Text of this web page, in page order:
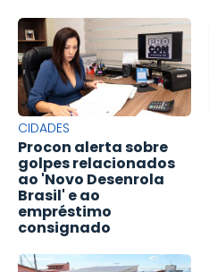
CIDADES
Procon alerta sobre
golpes relacionados
ao 'Novo Desenrola
Brasil' e ao
empréstimo
consignado